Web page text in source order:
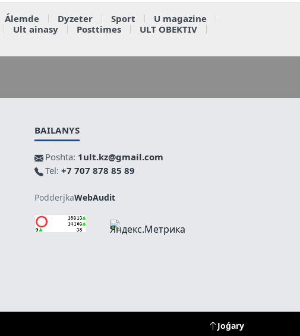
Álemde Dyzeter Sport
U magazine
Ult ainasy Posttimes
ULT OBEKTIV
BAILANYS
Poshta: 1ult.kz@gmail.com
Tel: +7 707 878 85 89
PodderjkaWebAudit
Joǵary